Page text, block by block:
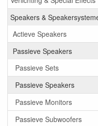
Speakers &
Actieve Speakers
Passieve Speakers
Passieve Sets
Passieve Speakers
Passieve Monitors
Passieve Subwoofers